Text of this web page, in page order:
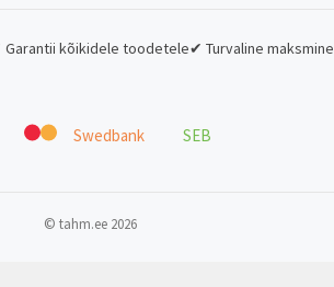
kõikidele toodetele✔ Turvaline maksmine
Swedbank SEB
© tahm.ee 2026